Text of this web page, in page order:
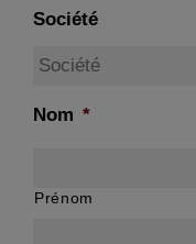
Société
Nom *
Prénom